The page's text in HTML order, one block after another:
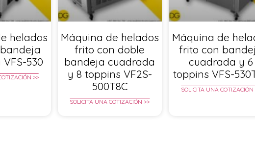
helados
530
>>
Máquina de helados
frito con doble
bandeja cuadrada
y 8 toppins VF2S-
500T8C
SOLICITA UNA COTIZACIÓN >>
Máquina de
frito con
cuadrada y 6
toppins VFS-
SOLICITA UNA COTIZACIÓN